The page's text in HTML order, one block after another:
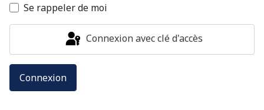
Se rappeler de moi
Connexion avec clé d'accès
Connexion